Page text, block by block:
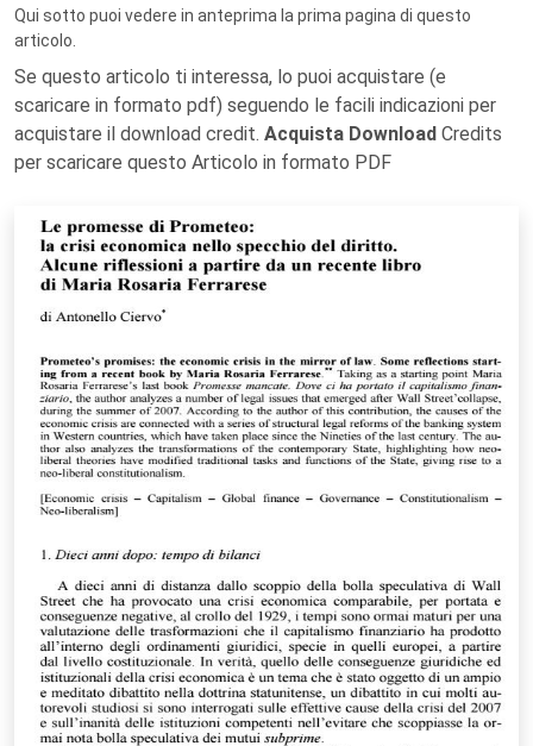
Qui sotto puoi vedere in anteprima la prima pagina di questo
articolo.
Se questo articolo ti interessa, lo puoi acquistare (e
scaricare in formato pdf) seguendo le facili indicazioni per
acquistare il download credit. Acquista Download Credits
per scaricare questo Articolo in formato PDF